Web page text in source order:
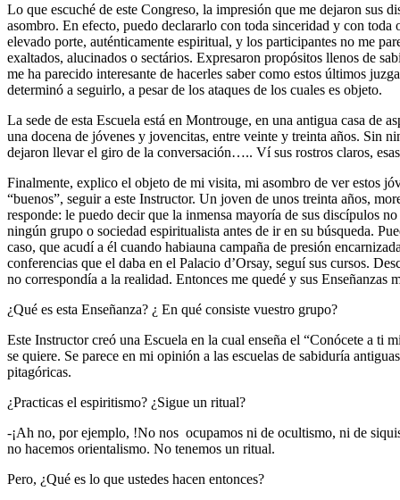
Lo que escuché de este Congreso, la impresión que me dejaron sus
asombro. En efecto, puedo declararlo con toda sinceridad y con
elevado porte, auténticamente espiritual, y los participantes no me
exaltados, alucinados o sectários. Expresaron propósitos llenos de
me ha parecido interesante de hacerles saber como estos últimos
determinó a seguirlo, a pesar de los ataques de los cuales es objeto.
La sede de esta Escuela está en Montrouge, en una antigua casa de
una docena de jóvenes y jovencitas, entre veinte y treinta años. Sin
dejaron llevar el giro de la conversación….. Ví sus rostros claros,
Finalmente, explico el objeto de mi visita, mi asombro de ver estos
“buenos”, seguir a este Instructor. Un joven de unos treinta años,
responde: le puedo decir que la inmensa mayoría de sus discípulos
ningún grupo o sociedad espiritualista antes de ir en su búsqueda.
caso, que acudí a él cuando habiauna campaña de presión
conferencias que el daba en el Palacio d’Orsay, seguí sus cursos.
no correspondía a la realidad. Entonces me quedé y sus Enseñanzas
¿Qué es esta Enseñanza? ¿ En qué consiste vuestro grupo?
Este Instructor creó una Escuela en la cual enseña el “Conócete a ti
se quiere. Se parece en mi opinión a las escuelas de sabiduría
pitagóricas.
¿Practicas el espiritismo? ¿Sigue un ritual?
-¡Ah no, por ejemplo, !No nos ocupamos ni de ocultismo, ni de
no hacemos orientalismo. No tenemos un ritual.
Pero, ¿Qué es lo que ustedes hacen entonces?